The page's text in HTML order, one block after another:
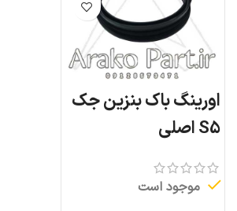
اورینگ باک بنزین جک
S5 اصلی
موجود است